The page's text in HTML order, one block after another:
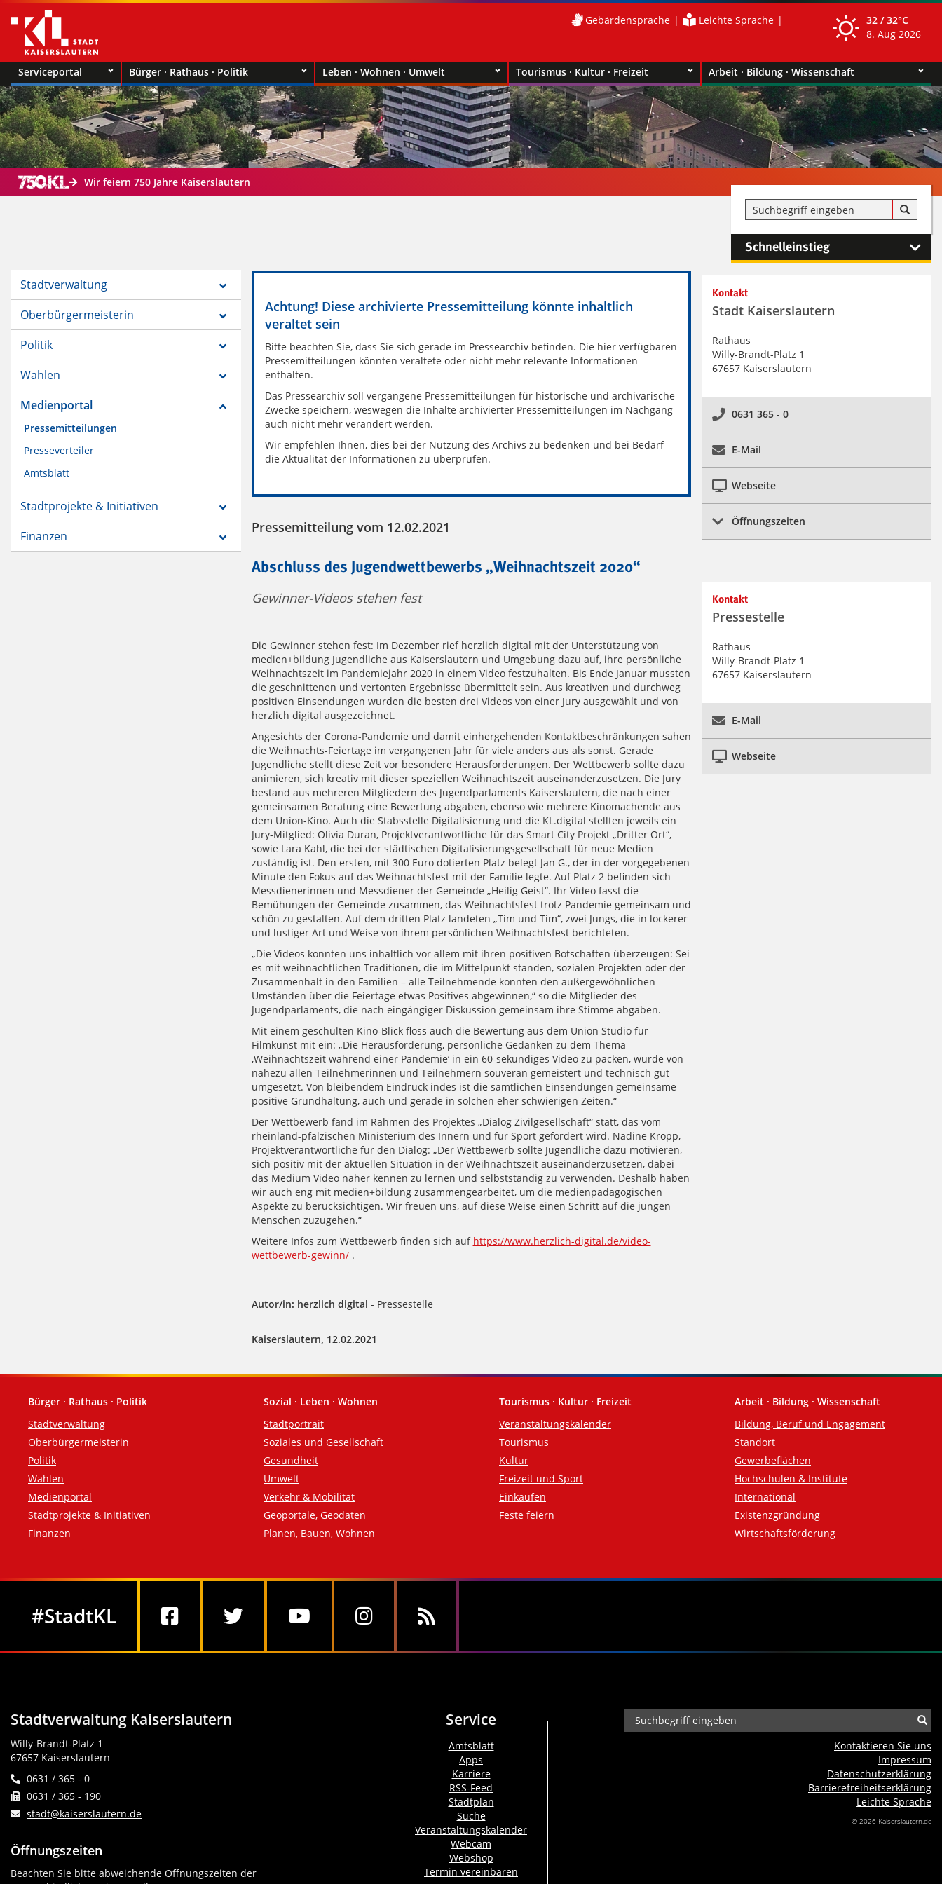
Gebärdensprache Leichte Sprache 32 / 32°C
8. Aug 2026
Serviceportal Bürger · Rathaus · Politik Leben · Wohnen · Umwelt Tourismus · Kultur · Freizeit Arbeit · Bildung · Wissenschaft
Wir feiern 750 Jahre Kaiserslautern
Schnelleinstieg
Stadtverwaltung
Oberbürgermeisterin
Politik
Wahlen
Medienportal
Pressemitteilungen
Presseverteiler
Amtsblatt
Stadtprojekte & Initiativen
Finanzen
Achtung! Diese archivierte Pressemitteilung könnte inhaltlich
veraltet sein
Bitte beachten Sie, dass Sie sich gerade im Pressearchiv befinden. Die hier verfügbaren
Pressemitteilungen könnten veraltete oder nicht mehr relevante Informationen
enthalten.
Das Pressearchiv soll vergangene Pressemitteilungen für historische und archivarische
Zwecke speichern, weswegen die Inhalte archivierter Pressemitteilungen im Nachgang
auch nicht mehr verändert werden.
Wir empfehlen Ihnen, dies bei der Nutzung des Archivs zu bedenken und bei Bedarf
die Aktualität der Informationen zu überprüfen.
Pressemitteilung vom 12.02.2021
Abschluss des Jugendwettbewerbs „Weihnachtszeit 2020“
Gewinner-Videos stehen fest
Die Gewinner stehen fest: Im Dezember rief herzlich digital mit der Unterstützung von
medien+bildung Jugendliche aus Kaiserslautern und Umgebung dazu auf, ihre persönliche
Weihnachtszeit im Pandemiejahr 2020 in einem Video festzuhalten. Bis Ende Januar mussten
die geschnittenen und vertonten Ergebnisse übermittelt sein. Aus kreativen und durchweg
positiven Einsendungen wurden die besten drei Videos von einer Jury ausgewählt und von
herzlich digital ausgezeichnet.
Angesichts der Corona-Pandemie und damit einhergehenden Kontaktbeschränkungen sahen
die Weihnachts-Feiertage im vergangenen Jahr für viele anders aus als sonst. Gerade
Jugendliche stellt diese Zeit vor besondere Herausforderungen. Der Wettbewerb sollte dazu
animieren, sich kreativ mit dieser speziellen Weihnachtszeit auseinanderzusetzen. Die Jury
bestand aus mehreren Mitgliedern des Jugendparlaments Kaiserslautern, die nach einer
gemeinsamen Beratung eine Bewertung abgaben, ebenso wie mehrere Kinomachende aus
dem Union-Kino. Auch die Stabsstelle Digitalisierung und die KL.digital stellten jeweils ein
Jury-Mitglied: Olivia Duran, Projektverantwortliche für das Smart City Projekt „Dritter Ort“,
sowie Lara Kahl, die bei der städtischen Digitalisierungsgesellschaft für neue Medien
zuständig ist. Den ersten, mit 300 Euro dotierten Platz belegt Jan G., der in der vorgegebenen
Minute den Fokus auf das Weihnachtsfest mit der Familie legte. Auf Platz 2 befinden sich
Messdienerinnen und Messdiener der Gemeinde „Heilig Geist“. Ihr Video fasst die
Bemühungen der Gemeinde zusammen, das Weihnachtsfest trotz Pandemie gemeinsam und
schön zu gestalten. Auf dem dritten Platz landeten „Tim und Tim“, zwei Jungs, die in lockerer
und lustiger Art und Weise von ihrem persönlichen Weihnachtsfest berichteten.
„Die Videos konnten uns inhaltlich vor allem mit ihren positiven Botschaften überzeugen: Sei
es mit weihnachtlichen Traditionen, die im Mittelpunkt standen, sozialen Projekten oder der
Zusammenhalt in den Familien – alle Teilnehmende konnten den außergewöhnlichen
Umständen über die Feiertage etwas Positives abgewinnen,“ so die Mitglieder des
Jugendparlaments, die nach eingängiger Diskussion gemeinsam ihre Stimme abgaben.
Mit einem geschulten Kino-Blick floss auch die Bewertung aus dem Union Studio für
Filmkunst mit ein: „Die Herausforderung, persönliche Gedanken zu dem Thema
‚Weihnachtszeit während einer Pandemie‘ in ein 60-sekündiges Video zu packen, wurde von
nahezu allen Teilnehmerinnen und Teilnehmern souverän gemeistert und technisch gut
umgesetzt. Von bleibendem Eindruck indes ist die sämtlichen Einsendungen gemeinsame
positive Grundhaltung, auch und gerade in solchen eher schwierigen Zeiten.“
Der Wettbewerb fand im Rahmen des Projektes „Dialog Zivilgesellschaft“ statt, das vom
rheinland-pfälzischen Ministerium des Innern und für Sport gefördert wird. Nadine Kropp,
Projektverantwortliche für den Dialog: „Der Wettbewerb sollte Jugendliche dazu motivieren,
sich positiv mit der aktuellen Situation in der Weihnachtszeit auseinanderzusetzen, dabei
das Medium Video näher kennen zu lernen und selbstständig zu verwenden. Deshalb haben
wir auch eng mit medien+bildung zusammengearbeitet, um die medienpädagogischen
Aspekte zu berücksichtigen. Wir freuen uns, auf diese Weise einen Schritt auf die jungen
Menschen zuzugehen.“
Weitere Infos zum Wettbewerb finden sich auf https://www.herzlich-digital.de/video-
wettbewerb-gewinn/.
Autor/in: herzlich digital - Pressestelle
Kaiserslautern, 12.02.2021
Kontakt
Stadt Kaiserslautern
Rathaus
Willy-Brandt-Platz 1
67657 Kaiserslautern
0631 365 - 0
E-Mail
Webseite
Öffnungszeiten
Kontakt
Pressestelle
Rathaus
Willy-Brandt-Platz 1
67657 Kaiserslautern
E-Mail
Webseite
Fußzeile
Bürger · Rathaus · Politik
Stadtverwaltung
Oberbürgermeisterin
Politik
Wahlen
Medienportal
Stadtprojekte & Initiativen
Finanzen
Sozial · Leben · Wohnen
Stadtportrait
Soziales und Gesellschaft
Gesundheit
Umwelt
Verkehr & Mobilität
Geoportale, Geodaten
Planen, Bauen, Wohnen
Tourismus · Kultur · Freizeit
Veranstaltungskalender
Tourismus
Kultur
Freizeit und Sport
Einkaufen
Feste feiern
Arbeit · Bildung · Wissenschaft
Bildung, Beruf und Engagement
Standort
Gewerbeflächen
Hochschulen & Institute
International
Existenzgründung
Wirtschaftsförderung
#StadtKL
Stadtverwaltung Kaiserslautern
Willy-Brandt-Platz 1
67657 Kaiserslautern
0631 / 365 - 0
0631 / 365 - 190
stadt@kaiserslautern.de
Öffnungszeiten
Beachten Sie bitte abweichende Öffnungszeiten der
Service
Amtsblatt
Apps
Karriere
RSS-Feed
Stadtplan
Suche
Veranstaltungskalender
Webcam
Webshop
Termin vereinbaren
Kontaktieren Sie uns
Impressum
Datenschutzerklärung
Barrierefreiheits­erklärung
Leichte Sprache
© 2026 Kaiserslautern.de